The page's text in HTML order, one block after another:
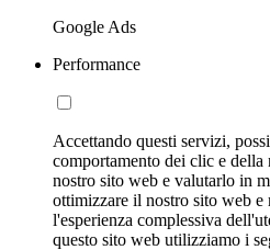
Google Ads
Performance
Accettando questi servizi,
comportamento dei clic e
nostro sito web e valutarlo in
ottimizzare il nostro sito web
l'esperienza complessiva
questo sito web utilizziamo i